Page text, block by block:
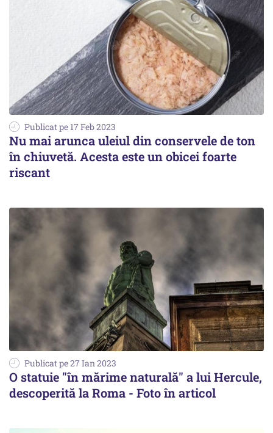
Publicat pe 17 Feb 2023
Nu mai arunca uleiul din conservele de ton
în chiuvetă. Acesta este un obicei foarte
riscant
Publicat pe 27 Ian 2023
O statuie "în mărime naturală" a lui Hercule,
descoperită la Roma - Foto în articol